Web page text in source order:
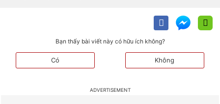
Bạn thấy bài viết này có hữu ích không?
Có Không